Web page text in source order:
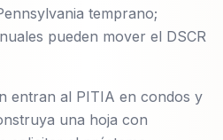
temprano;
pueden mover el DSCR
entran al PITIA en condos y
una hoja con